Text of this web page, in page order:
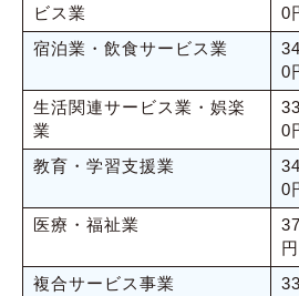
ビス業
0
宿泊業・飲食サービス業
0
生活関連サービス業・娯楽
業
0
教育・学習支援業
0
医療・福祉業
円
複合サービス事業